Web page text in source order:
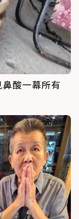
酸一幕所有